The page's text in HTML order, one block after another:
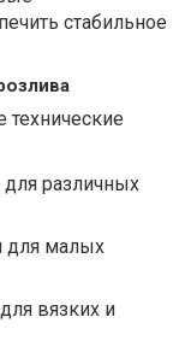
стабильное
технические
для различных
для малых
для вязких и